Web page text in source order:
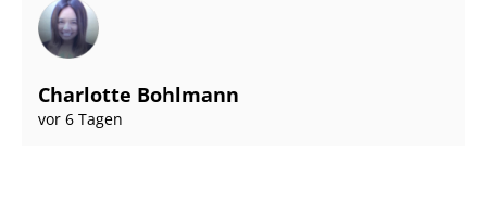
Charlotte Bohlmann
vor 6 Tagen